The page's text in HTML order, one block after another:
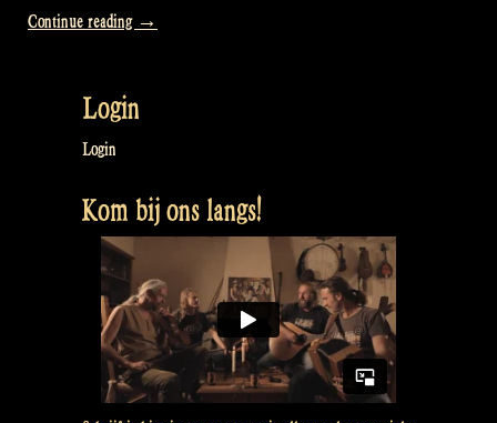
Continue reading “Video:
at
Market
in
–
Rapalje
Show
69”
→
Login
Login
Kom bij ons langs!